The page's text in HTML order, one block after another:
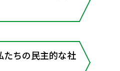
ちの民主的な社